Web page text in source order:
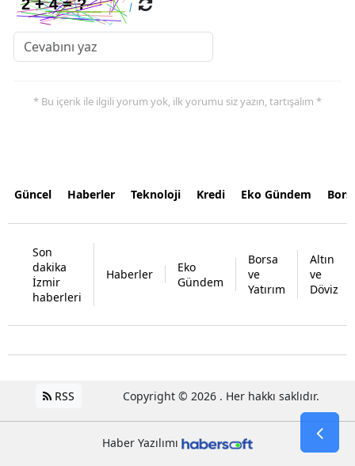
* Bu içerik ile ilgili yorum yok, ilk yorumu siz yazın, tartışalım *
Güncel Haberler Teknoloji Kredi Eko Gündem
Son
dakika
İzmir
haberleri
Haberler
Eko
Gündem
Borsa
ve
Yatırım
Altın
ve
Döviz
RSS Copyright © 2026 . Her hakkı saklıdır.
Haber Yazılımı